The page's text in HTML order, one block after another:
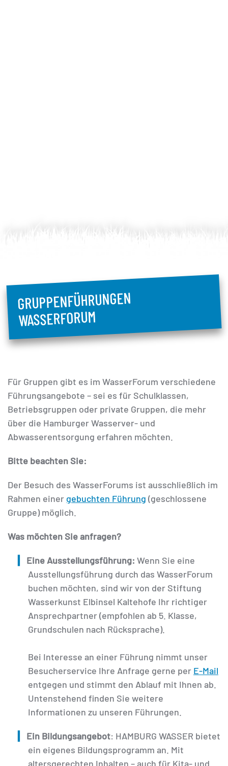
GRUPPENFÜHRUNGEN
WASSERFORUM
Für Gruppen gibt es im WasserForum verschiedene
Führungsangebote – sei es für Schulklassen,
Betriebsgruppen oder private Gruppen, die mehr
über die Hamburger Wasserver- und
Abwasserentsorgung erfahren möchten.
Bitte beachten Sie:
Der Besuch des WasserForums ist ausschließlich im
Rahmen einer gebuchten Führung (geschlossene
Gruppe) möglich.
Was möchten Sie anfragen?
Eine Ausstellungsführung: Wenn Sie eine
Ausstellungsführung durch das WasserForum
buchen möchten, sind wir von der Stiftung
Wasserkunst Elbinsel Kaltehofe Ihr richtiger
Ansprechpartner (empfohlen ab 5. Klasse,
Grundschulen nach Rücksprache).
Bei Interesse an einer Führung nimmt unser
Besucherservice Ihre Anfrage gerne per E-Mail
entgegen und stimmt den Ablauf mit Ihnen ab.
Untenstehend finden Sie weitere
Informationen zu unseren Führungen.
Ein Bildungsangebot: HAMBURG WASSER bietet
ein eigenes Bildungsprogramm an. Mit
altersgerechten Inhalten – auch für Kita- und